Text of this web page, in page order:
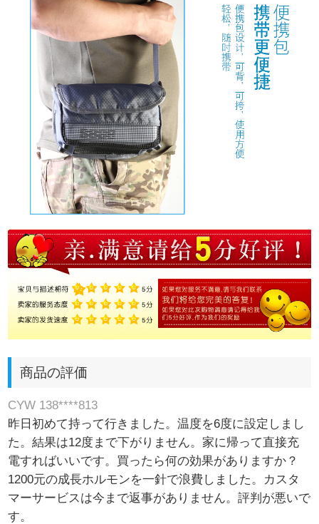
商品の評価
CYW 138****813
昨日初めて持って行きました。温度を6度に設定しまし
た。結果は12度まで下がりません。家に帰って直接充
電すればいいです。買ったら何の効果がありますか？
1200元の成長ホルモンを一針で浪費しました。カスタ
マーサービスは今まで返事がありません。評判が悪いで
す。